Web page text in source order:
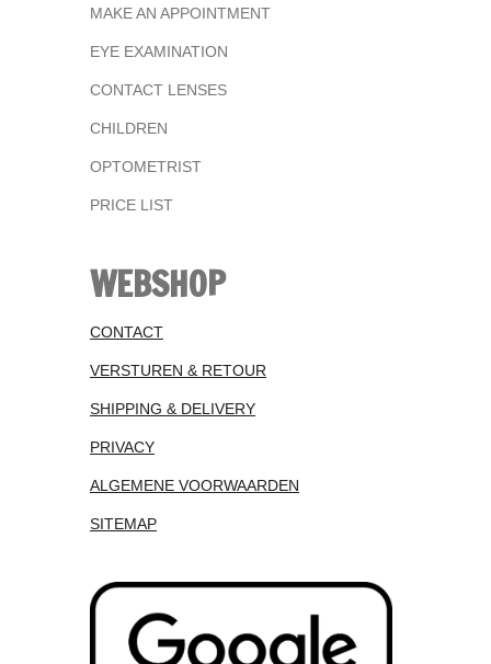
MAKE AN APPOINTMENT
EYE EXAMINATION
CONTACT LENSES
CHILDREN
OPTOMETRIST
PRICE LIST
WEBSHOP
CONTACT
VERSTUREN & RETOUR
SHIPPING & DELIVERY
PRIVACY
ALGEMENE VOORWAARDEN
SITEMAP